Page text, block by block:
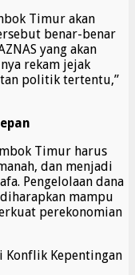
Timur akan
benar-benar
yang akan
rekam jejak
politik tertentu,”
Timur harus
dan menjadi
Pengelolaan dana
mampu
perekonomian
Konflik Kepentingan